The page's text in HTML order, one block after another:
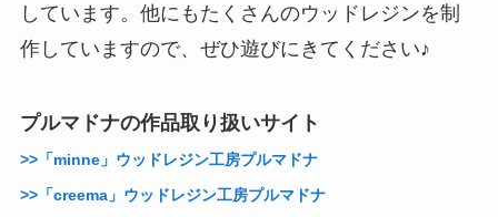
しています。他にもたくさんのウッドレジンを制
作していますので、ぜひ遊びにきてください♪
プルマドナの作品取り扱いサイト
>>「minne」ウッドレジン工房プルマドナ
>>「creema」ウッドレジン工房プルマドナ